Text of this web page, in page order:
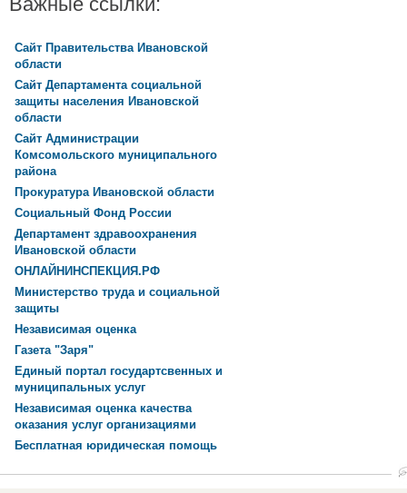
Сайт Правительства Ивановской
области
Сайт Департамента социальной
защиты населения Ивановской
области
Сайт Администрации
Комсомольского муниципального
района
Прокуратура Ивановской области
Социальный Фонд России
Департамент здравоохранения
Ивановской области
ОНЛАЙНИНСПЕКЦИЯ.РФ
Министерство труда и социальной
защиты
Независимая оценка
Газета "Заря"
Единый портал государтсвенных и
муниципальных услуг
Независимая оценка качества
оказания услуг организациями
Бесплатная юридическая помощь